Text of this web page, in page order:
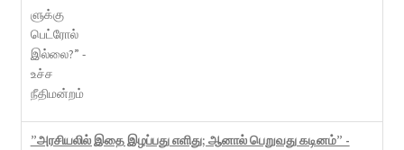
”அரசியலில் இதை இழப்பது எளிது; ஆனால் பெறுவது கடினம்” -